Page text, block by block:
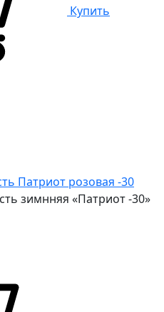
Купить
зимнняя «Патриот -30»